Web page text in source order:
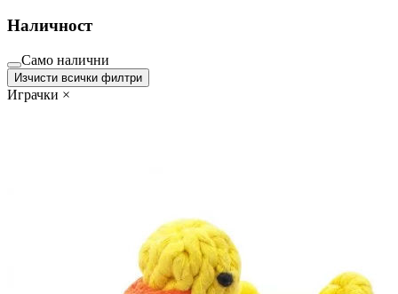
Наличност
Само налични
Изчисти всички филтри
Играчки ×